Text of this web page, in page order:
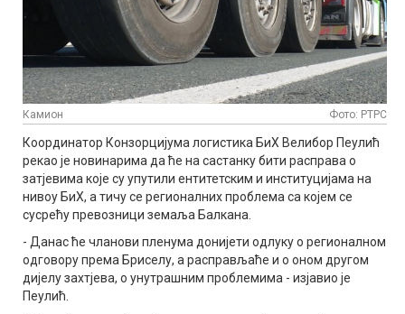
Камион Фото: РТРС
Координатор Конзорцијума логистика БиХ Велибор Пеулић
рекао је новинарима да ће на састанку бити расправа о
затјевима које су упутили ентитетским и институцијама на
нивоу БиХ, а тичу се регионалних проблема са којем се
сусрећу превозници земаља Балкана.
- Данас ће чланови пленума донијети одлуку о регионалном
одговору према Бриселу, а расправљаће и о оном другом
дијелу захтјева, о унутрашним проблемима - изјавио је
Пеулић.